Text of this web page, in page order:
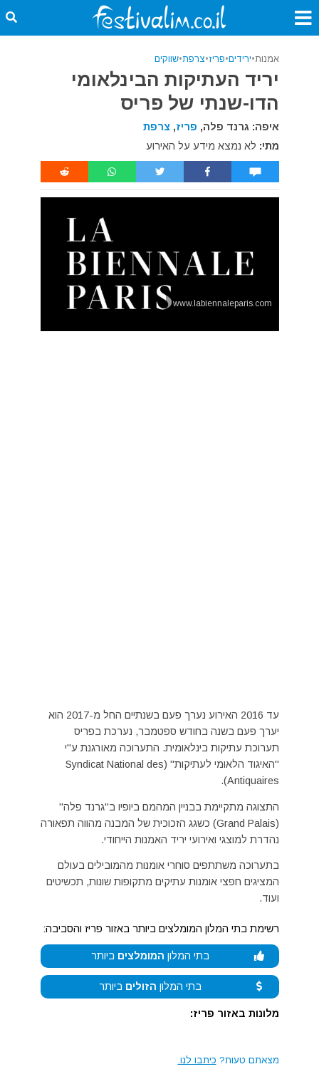
אמנות•ירידים•פריז•צרפת•שווקים
יריד העתיקות הבינלאומי
הדו-שנתי של פריס
איפה: גרנד פלה, פריז, צרפת
מתי: לא נמצא מידע על האירוע
www.labiennaleparis.com
עד 2016 האירוע נערך פעם בשנתיים החל מ-2017 הוא
יערך פעם בשנה בחודש ספטמבר, נערכת בפריס
תערוכת עתיקות בינלאומית. התערוכה מאורגנת ע"י
"האיגוד הלאומי לעתיקות" (Syndicat National des
Antiquaires).
התצוגה מתקיימת בבניין המהמם ביופיו ב"גרנד פלה"
(Grand Palais) כשגג הזכוכית של המבנה מהווה תפאורה
נהדרת למוצגי ואירועי יריד האמנות הייחודי.
בתערוכה משתתפים סוחרי אומנות מהמובילים בעולם
המציגים חפצי אומנות עתיקים מתקופות שונות, תכשיטים
ועוד.
רשימת בתי המלון המומלצים ביותר באזור פריז והסביבה:
בתי המלון המומלצים ביותר
בתי המלון הזולים ביותר
מלונות באזור פריז:
מצאתם טעות? כיתבו לנו.